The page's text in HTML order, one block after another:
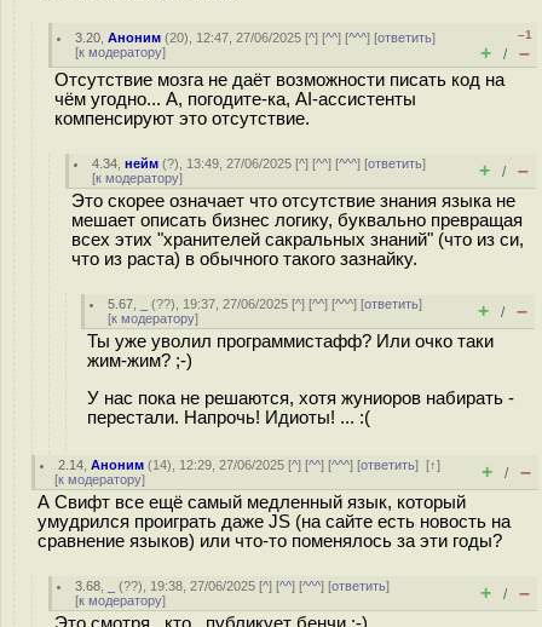
3.20 ,Аноним (20), 12:47, 27/06/2025 [^] [^^] [^^^] [ответить]
[к модератору]
–1
+ / –
Отсутствие мозга не даёт возможности писать код на
чём угодно... А, погодите-ка, AI-ассистенты
компенсируют это отсутствие.
4.34 ,нейм (?), 13:49, 27/06/2025 [^] [^^] [^^^] [ответить]
[к модератору] + / –
Это скорее означает что отсутствие знания языка не
мешает описать бизнес логику, буквально превращая
всех этих "хранителей сакральных знаний" (что из си,
что из раста) в обычного такого зазнайку.
5.67 (??), 19:37, 27/06/2025 [^] [^^] [^^^] [ответить]
[к модератору] + / –
Ты уже уволил программистафф? Или очко таки
жим-жим? ;-)
У нас пока не решаются, хотя жуниоров набирать -
перестали. Напрочь! Идиоты! ... :(
2.14 ,Аноним (14), 12:29, 27/06/2025 [^] [^^] [^^^] [ответить][↑]
[к модератору] + / –
А Свифт все ещё самый медленный язык, который
умудрился проиграть даже JS (на сайте есть новость на
сравнение языков) или что-то поменялось за эти годы?
3.68 (??), 19:38, 27/06/2025 [^] [^^] [^^^] [ответить]
[к модератору] + / –